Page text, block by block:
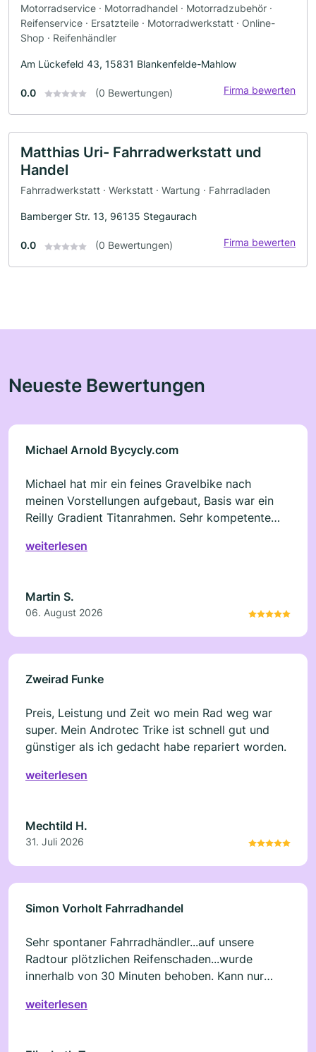
Motorradservice · Motorradhandel · Motorradzubehör ·
Reifenservice · Ersatzteile · Motorradwerkstatt · Online-
Shop · Reifenhändler
Am Lückefeld 43, 15831 Blankenfelde-Mahlow
0.0 (0 Bewertungen) Firma bewerten
Matthias Uri- Fahrradwerkstatt und
Handel
Fahrradwerkstatt · Werkstatt · Wartung · Fahrradladen
Bamberger Str. 13, 96135 Stegaurach
0.0 (0 Bewertungen) Firma bewerten
Neueste Bewertungen
Michael Arnold Bycycly.com
Michael hat mir ein feines Gravelbike nach
meinen Vorstellungen aufgebaut, Basis war ein
Reilly Gradient Titanrahmen. Sehr kompetente
nicht besser laufen können, 10/10.
weiterlesen
Martin S.
06. August 2026
Zweirad Funke
Preis, Leistung und Zeit wo mein Rad weg war
super. Mein Androtec Trike ist schnell gut und
günstiger als ich gedacht habe repariert worden.
weiterlesen
Mechtild H.
31. Juli 2026
Simon Vorholt Fahrradhandel
Sehr spontaner Fahrradhändler...auf unsere
Radtour plötzlichen Reifenschaden...wurde
innerhalb von 30 Minuten behoben. Kann nur
fortsetzen...nochmals vielen lieben Dank für die
weiterlesen